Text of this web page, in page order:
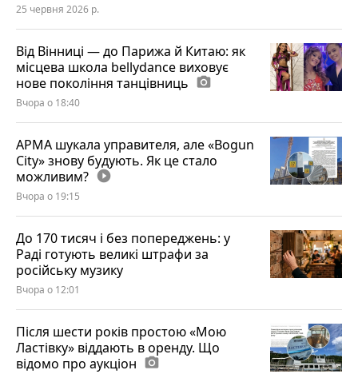
25 червня 2026 р.
Від Вінниці — до Парижа й Китаю: як
місцева школа bellydance виховує
нове покоління танцівниць photo_camera
Вчора о 18:40
АРМА шукала управителя, але «Bogun
City» знову будують. Як це стало
можливим? play_circle_filled
Вчора о 19:15
До 170 тисяч і без попереджень: у
Раді готують великі штрафи за
російську музику
Вчора о 12:01
Після шести років простою «Мою
Ластівку» віддають в оренду. Що
відомо про аукціон photo_camera